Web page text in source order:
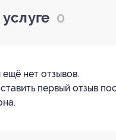
0
нет отзывов.
первый отзыв